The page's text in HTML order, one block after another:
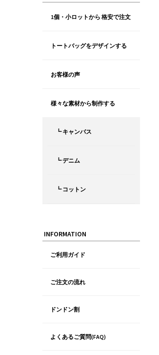
1個・小ロットから 格安で注文
トートバッグをデザインする
お客様の声
様々な素材から制作する
┗ キャンバス
┗ デニム
┗ コットン
INFORMATION
ご利用ガイド
ご注文の流れ
ドンドン割
よくあるご質問(FAQ)